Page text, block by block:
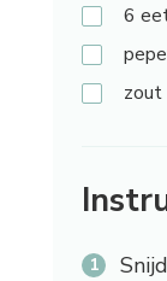
6
zout